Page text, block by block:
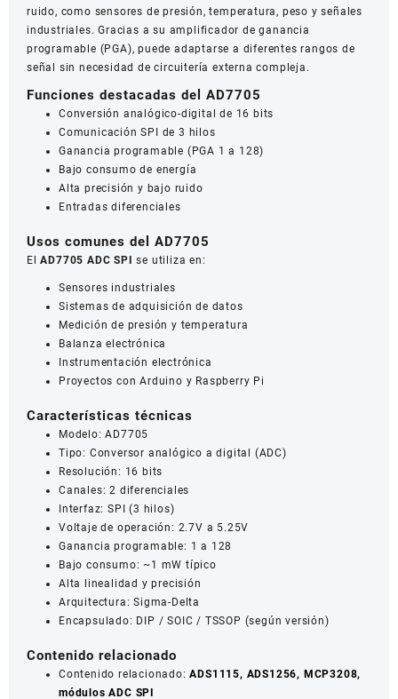
ruido, como sensores de presión, temperatura, peso y señales
industriales. Gracias a su amplificador de ganancia
programable (PGA), puede adaptarse a diferentes rangos de
señal sin necesidad de circuitería externa compleja.
Funciones destacadas del AD7705
Conversión analógico-digital de 16 bits
Comunicación SPI de 3 hilos
Ganancia programable (PGA 1 a 128)
Bajo consumo de energía
Alta precisión y bajo ruido
Entradas diferenciales
Usos comunes del AD7705
ElAD7705 ADC SPI se utiliza en:
Sensores industriales
Sistemas de adquisición de datos
Medición de presión y temperatura
Balanza electrónica
Instrumentación electrónica
Proyectos con Arduino y Raspberry Pi
Características técnicas
Modelo: AD7705
Tipo: Conversor analógico a digital (ADC)
Resolución: 16 bits
Canales: 2 diferenciales
Interfaz: SPI (3 hilos)
Voltaje de operación: 2.7V a 5.25V
Ganancia programable: 1 a 128
Bajo consumo: ~1 mW típico
Alta linealidad y precisión
Arquitectura: Sigma-Delta
Encapsulado: DIP / SOIC / TSSOP (según versión)
Contenido relacionado
Contenido relacionado:ADS1115, ADS1256, MCP3208,
módulos ADC SPI